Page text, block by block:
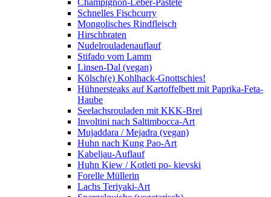
Champignon-Leber-Pastete
Schnelles Fischcurry
Mongolisches Rindfleisch
Hirschbraten
Nudelrouladenauflauf
Stifado vom Lamm
Linsen-Dal (vegan)
Kölsch(e) Kohlhack-Gnottschies!
Hühnersteaks auf Kartoffelbett mit Paprika-Feta-
Haube
Seelachsrouladen mit KKK-Brei
Involtini nach Saltimbocca-Art
Mujaddara / Mejadra (vegan)
Huhn nach Kung Pao-Art
Kabeljau-Auflauf
Huhn Kiew / Kotleti po- kievski
Forelle Müllerin
Lachs Teriyaki-Art